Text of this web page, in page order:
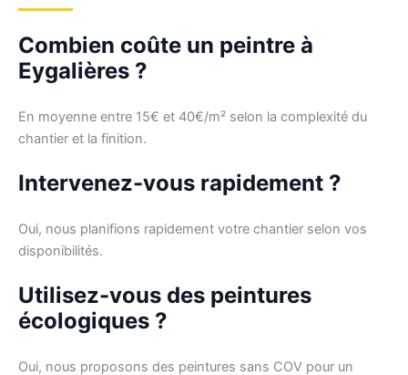
Combien coûte un peintre à
Eygalières ?
En moyenne entre 15€ et 40€/m² selon la complexité du
chantier et la finition.
Intervenez-vous rapidement ?
Oui, nous planifions rapidement votre chantier selon vos
disponibilités.
Utilisez-vous des peintures
écologiques ?
Oui, nous proposons des peintures sans COV pour un